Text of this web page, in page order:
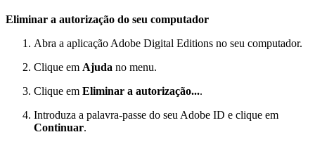
Eliminar a autorização do seu computador
Abra a aplicação Adobe Digital Editions no seu computador.
Clique em Ajuda no menu.
Clique em Eliminar a autorização....
Introduza a palavra-passe do seu Adobe ID e clique em
Continuar.